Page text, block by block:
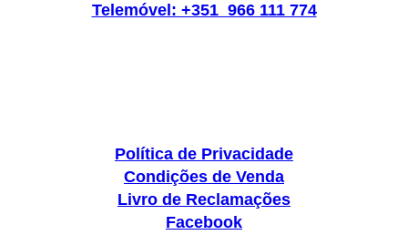
Telemóvel: +351 966 111 774
Política de Privacidade
Condições de Venda
Livro de Reclamações
Facebook